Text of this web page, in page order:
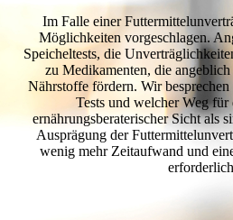
Im Falle einer
Möglichkeiten vorgeschlagen.
Speicheltests, die
zu Medikamenten, die
Nährstoffe fördern. Wir
Tests und welcher Weg für
ernährungsberaterischer Sicht als
Ausprägung der
wenig mehr Zeitaufwand und